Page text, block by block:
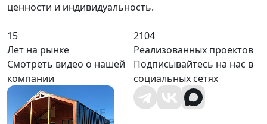
ценности и индивидуальность.
15
Лет на рынке
2104
Реализованных проектов
Смотреть видео о нашей
компании
Подписывайтесь на нас в
социальных сетях